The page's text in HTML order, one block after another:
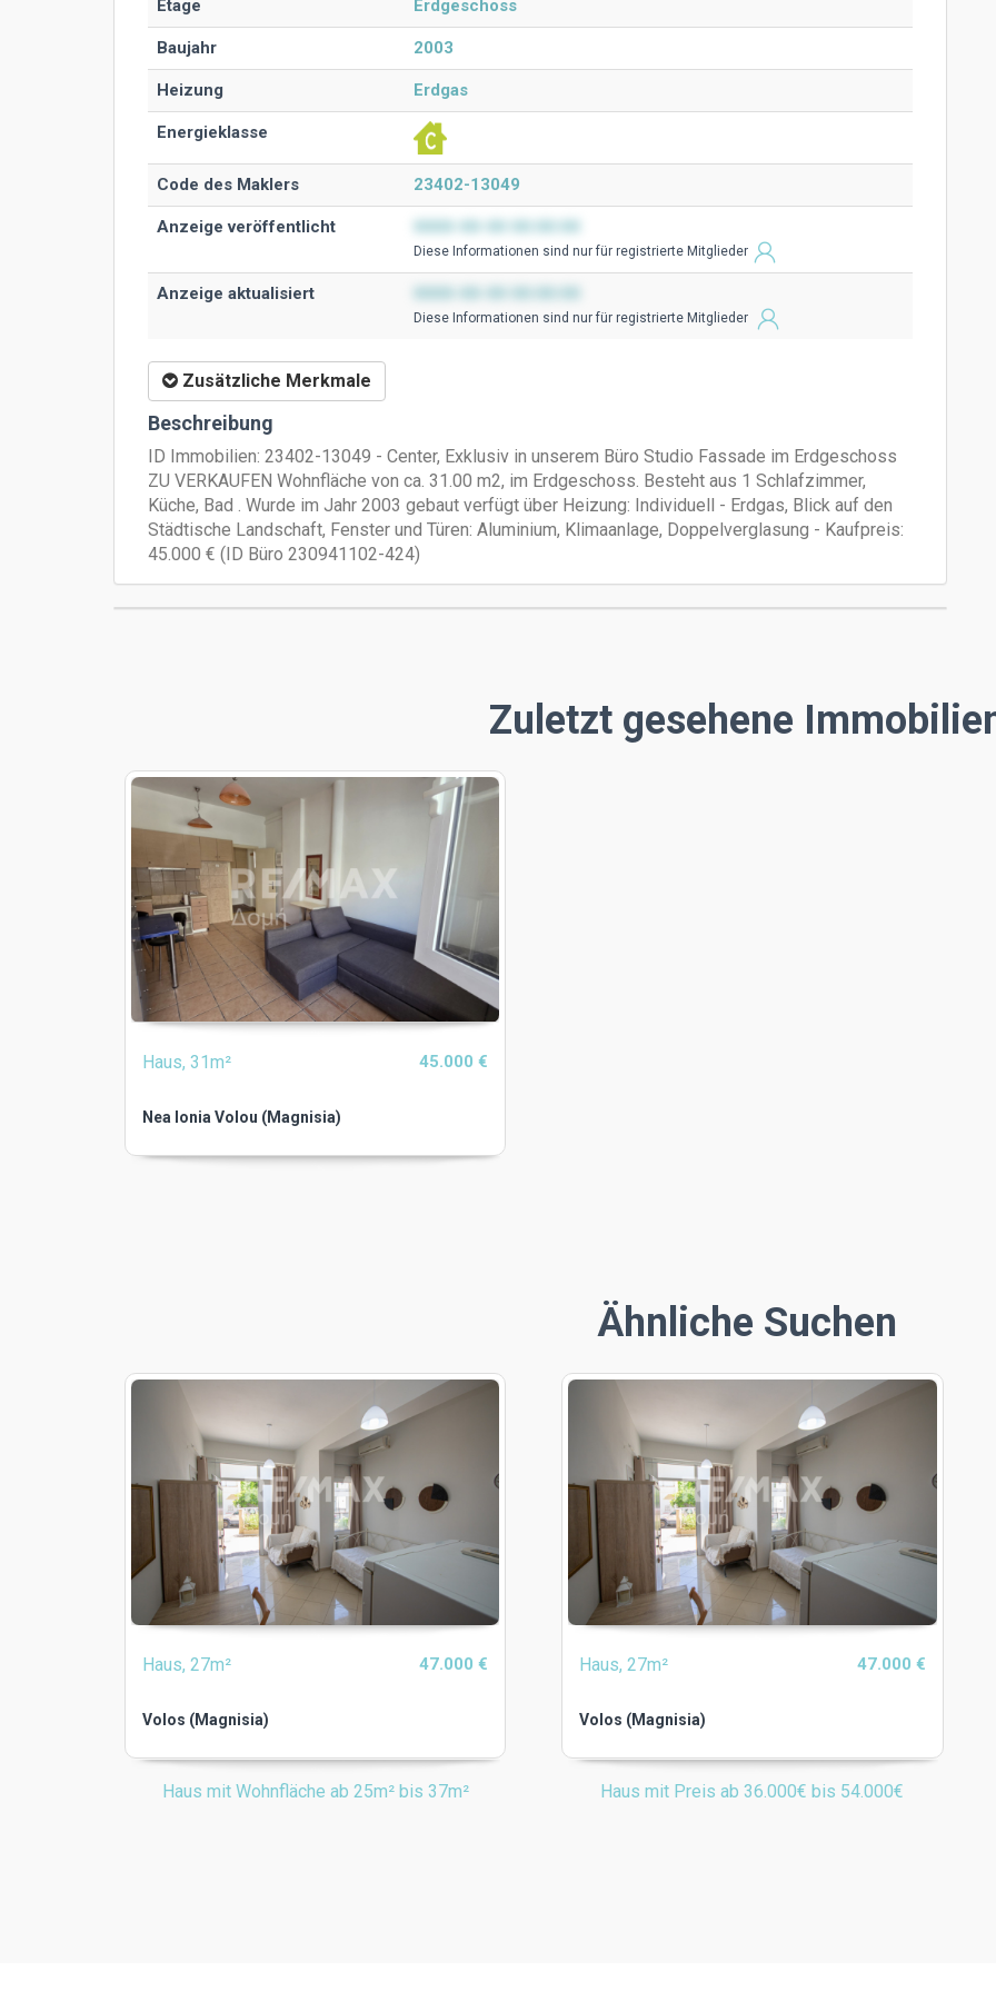
Etage Erdgeschoss
Baujahr 2003
Heizung Erdgas
Energieklasse
Code des Maklers 23402-13049
Anzeige veröffentlicht
Diese Ιnformationen sind nur für registrierte Mitglieder
Anzeige aktualisiert
Diese Ιnformationen sind nur für registrierte Mitglieder
Zusätzliche Merkmale
Beschreibung
ID Immobilien: 23402-13049 - Center, Exklusiv in unserem Büro Studio Fassade im Erdgeschoss
ZU VERKAUFEN Wohnfläche von ca. 31.00 m2, im Erdgeschoss. Besteht aus 1 Schlafzimmer,
Küche, Bad . Wurde im Jahr 2003 gebaut verfügt über Heizung: Individuell - Erdgas, Blick auf den
Städtische Landschaft, Fenster und Türen: Aluminium, Klimaanlage, Doppelverglasung - Kaufpreis:
45.000 € (ID Büro 230941102-424)
Zuletzt gesehene
Haus, 31m² 45.000 €
Nea Ionia Volou (Magnisia)
Ähnliche Suchen
Haus, 27m² 47.000 €
Volos (Magnisia)
Haus mit Wohnfläche ab 25m² bis 37m²
Haus, 27m² 47.000 €
Volos (Magnisia)
Haus mit Preis ab 36.000€ bis 54.000€